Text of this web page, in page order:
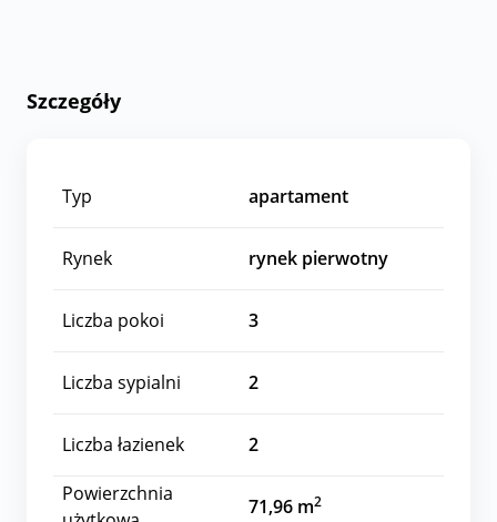
Szczegóły
Typ apartament
Rynek rynek pierwotny
Liczba pokoi 3
Liczba sypialni 2
Liczba łazienek
2
Powierzchnia
71,96 m2